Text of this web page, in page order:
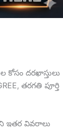
దరఖాస్తులు
తరగతి పూర్తి
ఇతర వివరాలు